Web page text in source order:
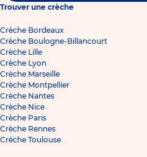
Trouver une crèche
Crèche Bordeaux
Crèche Boulogne-Billancourt
Crèche Lille
Crèche Lyon
Crèche Marseille
Crèche Montpellier
Crèche Nantes
Crèche Nice
Crèche Paris
Crèche Rennes
Crèche Toulouse